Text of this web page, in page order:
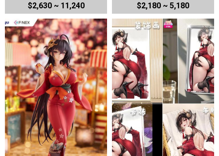
$2,630 ~ 11,240 $2,180 ~ 5,180